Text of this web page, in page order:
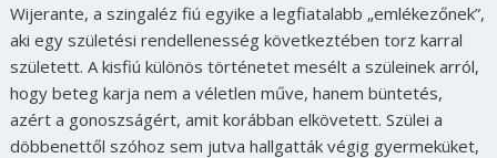
Wijerante, a szingaléz fiú egyike a legfiatalabb „emlékezőnek”,
aki egy születési rendellenesség következtében torz karral
született. A kisfiú különös történetet mesélt a szüleinek arról,
hogy beteg karja nem a véletlen műve, hanem büntetés,
azért a gonoszságért, amit korábban elkövetett. Szülei a
döbbenettől szóhoz sem jutva hallgatták végig gyermeküket,